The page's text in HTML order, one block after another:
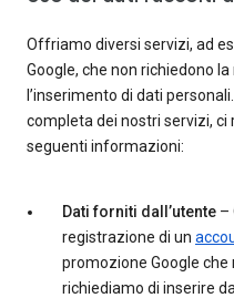
Offriamo diversi servizi, ad
Google, che non richiedono
l’inserimento di dati
completa dei nostri servizi, ci
seguenti informazioni:
Dati forniti dall’utente –
registrazione di un
promozione Google
richiediamo di inserire